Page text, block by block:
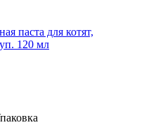
паста для котят,
120 мл